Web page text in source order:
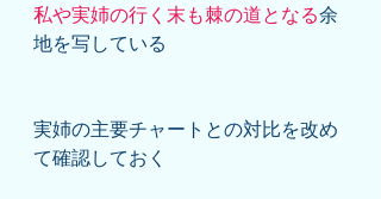
私や実姉の行く末も棘の道となる余
地を写している
実姉の主要チャートとの対比を改め
て確認しておく